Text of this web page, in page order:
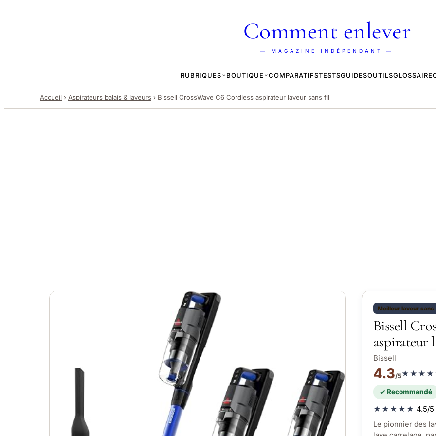
Comment enlever
— MAGAZINE INDÉPENDANT —
RUBRIQUES BOUTIQUE COMPARATIFSTESTSGUIDESOUTILSGLOSSAIRE
Accueil › Aspirateurs balais & laveurs › Bissell CrossWave C6 Cordless aspirateur laveur sans fil
Meilleur laveur sans
Bissell
aspirateur
Bissell
4.3/5
✓ Recommandé
★★★★★ 4.5/5
Le pionnier des